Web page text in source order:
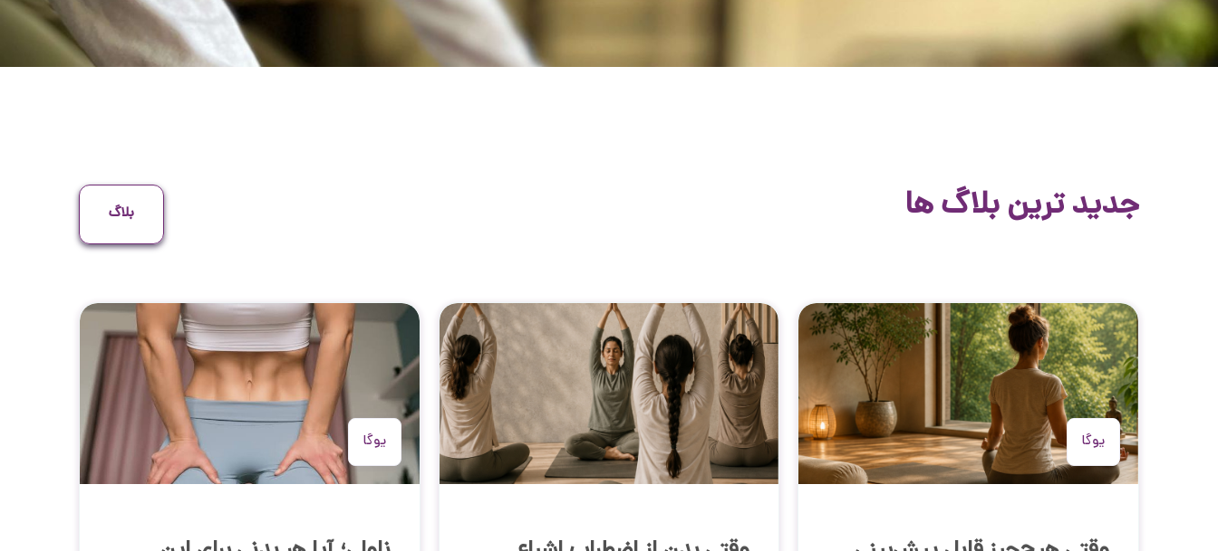
جدید ترین بلاگ ها بلاگ
یوگا یوگا